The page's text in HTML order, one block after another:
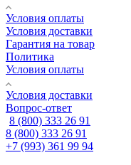
Условия оплаты
Условия доставки
Гарантия на товар
Политика
Условия оплаты
Условия доставки
Вопрос-ответ
8 (800) 333 26 91
8 (800) 333 26 91
+7 (993) 361 99 94